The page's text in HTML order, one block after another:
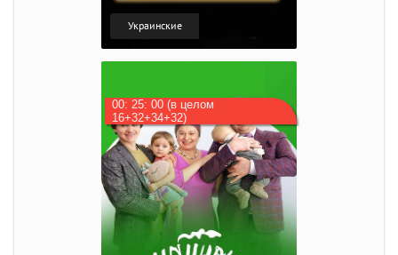
Украинские
00: 25: 00 (в целом
16+32+34+32)